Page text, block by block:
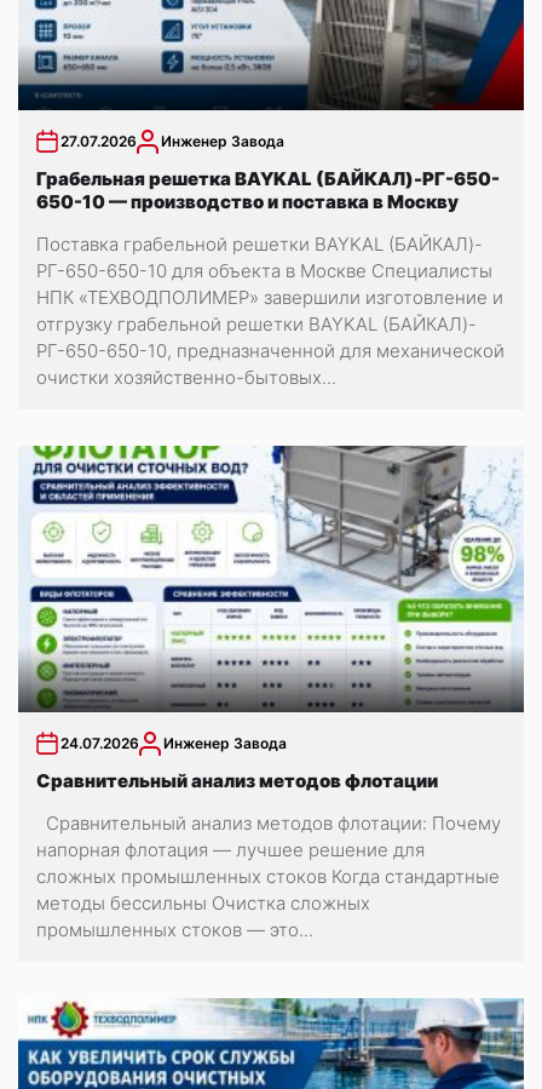
27.07.2026 Инженер Завода
Грабельная решетка BAYKAL (БАЙКАЛ)-РГ-650-
650-10 — производство и поставка в Москву
Поставка грабельной решетки BAYKAL (БАЙКАЛ)-
РГ-650-650-10 для объекта в Москве Специалисты
НПК «ТЕХВОДПОЛИМЕР» завершили изготовление и
отгрузку грабельной решетки BAYKAL (БАЙКАЛ)-
РГ-650-650-10, предназначенной для механической
очистки хозяйственно-бытовых...
24.07.2026 Инженер Завода
Сравнительный анализ методов флотации
Сравнительный анализ методов флотации: Почему
напорная флотация — лучшее решение для
сложных промышленных стоков Когда стандартные
методы бессильны Очистка сложных
промышленных стоков — это...